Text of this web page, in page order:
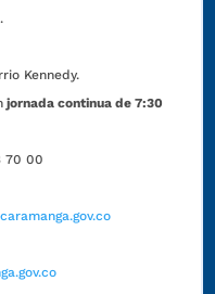
Kennedy.
jornada continua de 7:30
70 00